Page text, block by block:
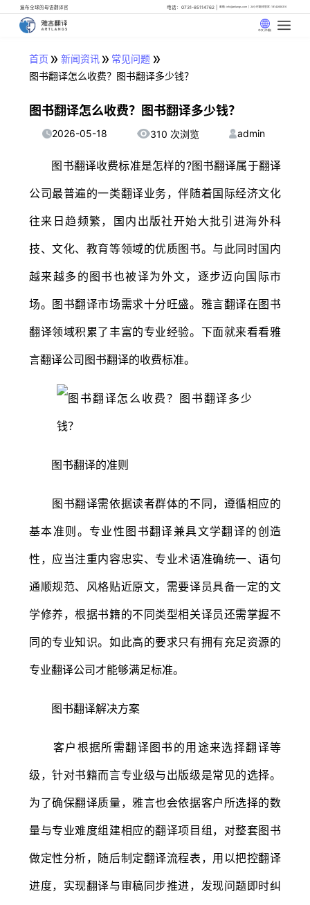
遍布全球的母语翻译官 电话：0731-85114762 邮箱: info@artlangs.com 24小时翻译管家: 18142666316
中文 (中国)
首页 » 新闻资讯» 常见问题 »
图书翻译怎么收费？图书翻译多少钱？
图书翻译怎么收费？图书翻译多少钱？
2026-05-18 310 次浏览 admin
图书翻译收费标准是怎样的?图书翻译属于翻译
公司最普遍的一类翻译业务，伴随着国际经济文化
往来日趋频繁，国内出版社开始大批引进海外科
技、文化、教育等领域的优质图书。与此同时国内
越来越多的图书也被译为外文，逐步迈向国际市
场。图书翻译市场需求十分旺盛。雅言翻译在图书
翻译领域积累了丰富的专业经验。下面就来看看雅
言翻译公司图书翻译的收费标准。
图书翻译的准则
图书翻译需依据读者群体的不同，遵循相应的
基本准则。专业性图书翻译兼具文学翻译的创造
性，应当注重内容忠实、专业术语准确统一、语句
通顺规范、风格贴近原文，需要译员具备一定的文
学修养，根据书籍的不同类型相关译员还需掌握不
同的专业知识。如此高的要求只有拥有充足资源的
专业翻译公司才能够满足标准。
图书翻译解决方案
客户根据所需翻译图书的用途来选择翻译等
级，针对书籍而言专业级与出版级是常见的选择。
为了确保翻译质量，雅言也会依据客户所选择的数
量与专业难度组建相应的翻译项目组，对整套图书
做定性分析，随后制定翻译流程表，用以把控翻译
进度，实现翻译与审稿同步推进，发现问题即时纠